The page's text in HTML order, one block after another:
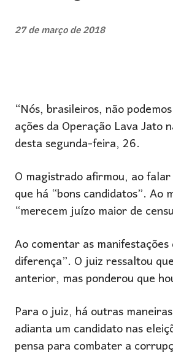
27 de março de 2018
“Nós, brasileiros, não
ações da Operação Lava
desta segunda-feira, 26.
O magistrado afirmou, ao
que há “bons candidatos”.
“merecem juízo maior de
Ao comentar as
diferença”. O juiz ressaltou
anterior, mas ponderou que
Para o juiz, há outras
adianta um candidato nas
pensa para combater a